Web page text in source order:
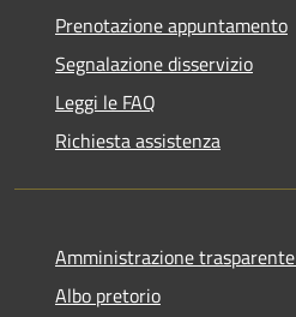
Prenotazione appuntamento
Segnalazione disservizio
Leggi le FAQ
Richiesta assistenza
Amministrazione trasparente
Albo pretorio